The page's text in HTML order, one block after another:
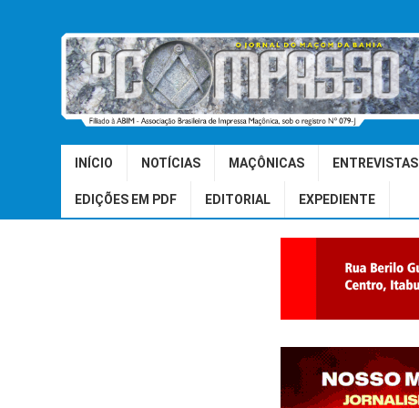
INÍCIO NOTÍCIAS MAÇÔNICAS ENTREVISTAS
EDIÇÕES EM PDF EDITORIAL EXPEDIENTE